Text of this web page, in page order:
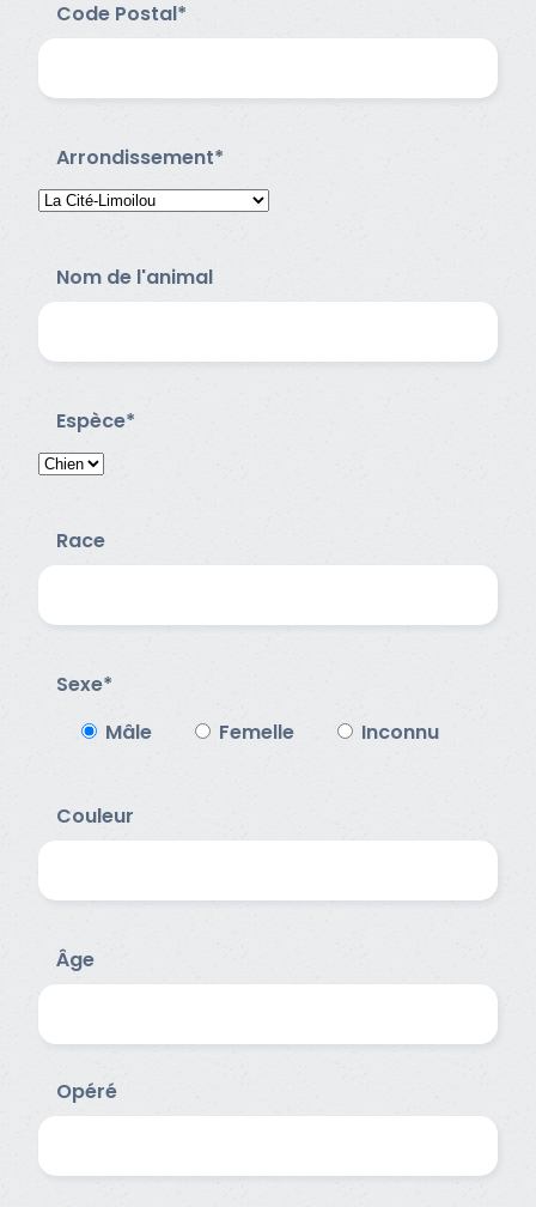
Code Postal*
Arrondissement*
Nom de l'animal
Espèce*
Race
Sexe*
Mâle
Femelle Inconnu
Couleur
Âge
Opéré